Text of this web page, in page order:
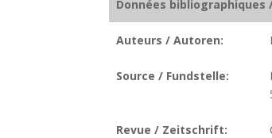
Données
Auteurs / Autoren:
Source / Fundstelle:
Revue / Zeitschrift: